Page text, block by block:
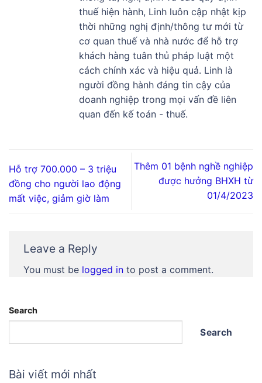
thuế hiện hành, Linh luôn cập nhật kịp
thời những nghị định/thông tư mới từ
cơ quan thuế và nhà nước để hỗ trợ
khách hàng tuân thủ pháp luật một
cách chính xác và hiệu quả. Linh là
người đồng hành đáng tin cậy của
doanh nghiệp trong mọi vấn đề liên
quan đến kế toán - thuế.
Hỗ trợ 700.000 – 3 triệu
đồng cho người lao động
mất việc, giảm giờ làm
Thêm 01 bệnh nghề nghiệp
được hưởng BHXH từ
01/4/2023
Leave a Reply
You must be logged in to post a comment.
Search
Search
Bài viết mới nhất